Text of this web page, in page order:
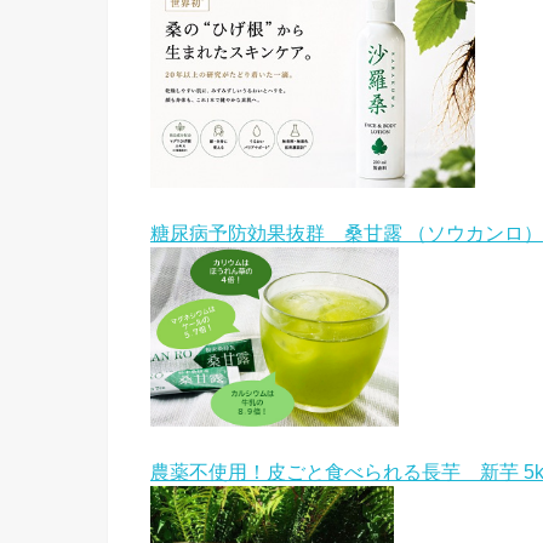
糖尿病予防効果抜群 桑甘露 （ソウカンロ）
農薬不使用！皮ごと食べられる長芋 新芋